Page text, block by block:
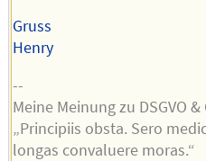
Gruss
Henry
--
Meine Meinung zu DSGVO &
„Principiis obsta. Sero
longas convaluere moras.“